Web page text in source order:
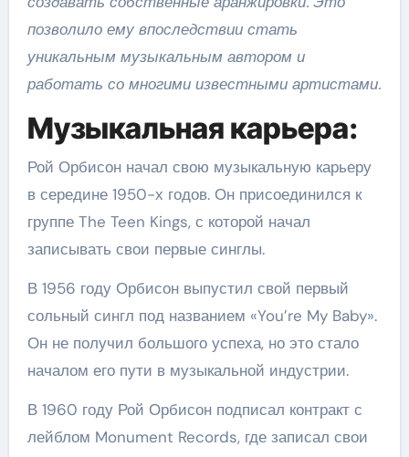
позволило ему впоследствии стать
уникальным музыкальным автором и
работать со многими известными артистами.
Музыкальная карьера:
Рой Орбисон начал свою музыкальную карьеру
в середине 1950-х годов. Он присоединился к
группе The Teen Kings, с которой начал
записывать свои первые синглы.
В 1956 году Орбисон выпустил свой первый
сольный сингл под названием «You’re My Baby».
Он не получил большого успеха, но это стало
началом его пути в музыкальной индустрии.
В 1960 году Рой Орбисон подписал контракт с
лейблом Monument Records, где записал свои